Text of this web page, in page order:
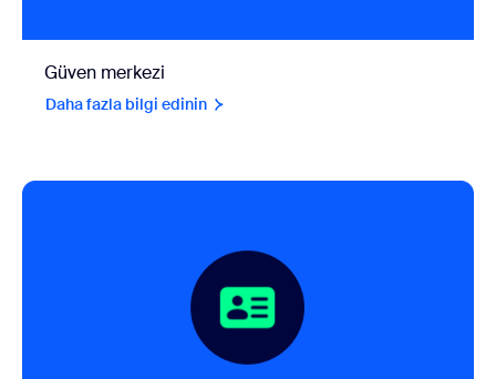
Güven merkezi
Daha fazla bilgi edinin